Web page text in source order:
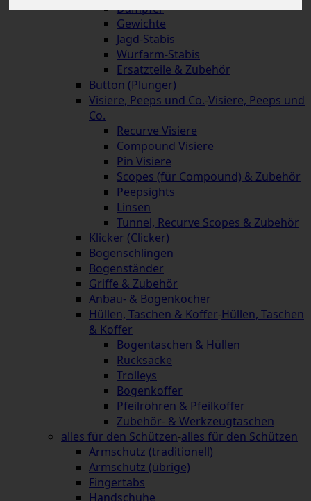
Dämpfer
Gewichte
Jagd-Stabis
Wurfarm-Stabis
Ersatzteile & Zubehör
Button (Plunger)
Visiere, Peeps und Co.-Visiere, Peeps und
Co.
Recurve Visiere
Compound Visiere
Pin Visiere
Scopes (für Compound) & Zubehör
Peepsights
Linsen
Tunnel, Recurve Scopes & Zubehör
Klicker (Clicker)
Bogenschlingen
Bogenständer
Griffe & Zubehör
Anbau- & Bogenköcher
Hüllen, Taschen & Koffer-Hüllen, Taschen
& Koffer
Bogentaschen & Hüllen
Rucksäcke
Trolleys
Bogenkoffer
Pfeilröhren & Pfeilkoffer
Zubehör- & Werkzeugtaschen
alles für den Schützen-alles für den Schützen
Armschutz (traditionell)
Armschutz (übrige)
Fingertabs
Handschuhe